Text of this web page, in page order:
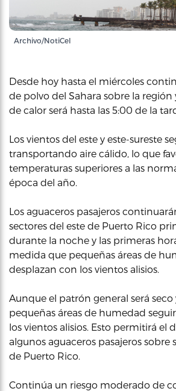
Archivo/NotiCel
Desde hoy hasta el miércoles
de polvo del Sahara sobre la región
de calor será hasta las 5:00 de la
Los vientos del este y este-sureste
transportando aire cálido, lo que
temperaturas superiores a las
época del año.
Los aguaceros pasajeros
sectores del este de Puerto Rico
durante la noche y las primeras
medida que pequeñas áreas de
desplazan con los vientos alisios.
Aunque el patrón general será seco
pequeñas áreas de humedad
los vientos alisios. Esto permitirá el
algunos aguaceros pasajeros sobre
de Puerto Rico.
Continúa un riesgo moderado de